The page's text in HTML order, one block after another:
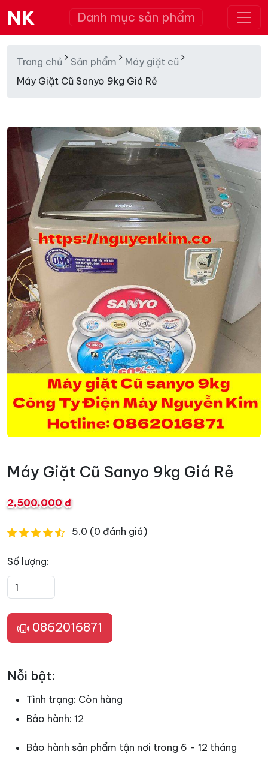
NK Danh mục sản phẩm
Trang chủ Sản phẩm
Máy giặt cũ
Máy Giặt Cũ Sanyo 9kg Giá Rẻ
Máy Giặt Cũ Sanyo 9kg Giá Rẻ
2,500,000 đ
5.0 (0 đánh giá)
Số lượng:
0862016871
Nỗi bật:
Tình trạng: Còn hàng
Bảo hành: 12
Bảo hành sản phẩm tận nơi trong 6 - 12 tháng